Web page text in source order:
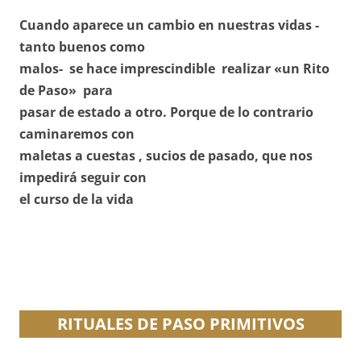
Cuando aparece un cambio en nuestras vidas -
tanto buenos como
malos- se hace imprescindible realizar «un Rito
de Paso» para
pasar de estado a otro. Porque de lo contrario
caminaremos con
maletas a cuestas , sucios de pasado, que nos
impedirá seguir con
el curso de la vida
RITUALES DE PASO PRIMITIVOS